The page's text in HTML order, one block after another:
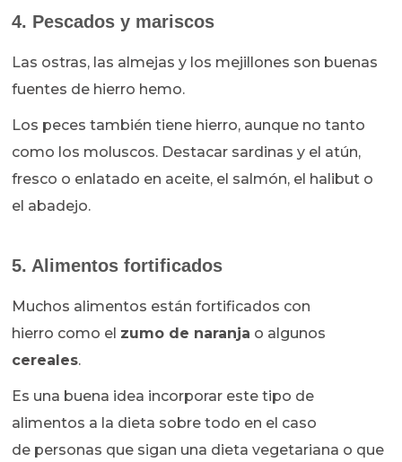
4. Pescados y mariscos
Las ostras, las almejas y los mejillones son buenas
fuentes de hierro hemo.
Los peces también tiene hierro, aunque no tanto
como los moluscos. Destacar sardinas y el atún,
fresco o enlatado en aceite, el salmón, el halibut o
el abadejo.
5. Alimentos fortificados
Muchos alimentos están fortificados con
hierro como el zumo de naranja o algunos
cereales.
Es una buena idea incorporar este tipo de
alimentos a la dieta sobre todo en el caso
de personas que sigan una dieta vegetariana o que